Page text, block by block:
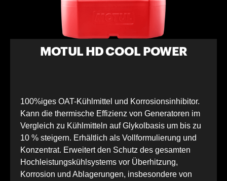
MOTUL HD COOL POWER
100%iges OAT-Kühlmittel und Korrosionsinhibitor.
Kann die thermische Effizienz von Generatoren im
Vergleich zu Kühlmitteln auf Glykolbasis um bis zu
10 % steigern. Erhältlich als Vollformulierung und
Konzentrat. Erweitert den Schutz des gesamten
Hochleistungskühlsystems vor Überhitzung,
Korrosion und Ablagerungen, insbesondere von